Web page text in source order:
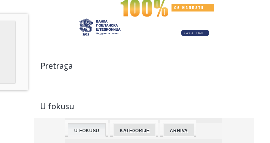
Drama u Parizu: Starija žena ušetala u crkvu sa bombama
15:58:Raspored sahrana za ponedeljak, 10. avgust
krenuo svim ...
15:54:
15:49:
Brnabić: "Palo priznanje blokadera – kad pobede dovode
Pretraga
U fokusu
U FOKUSU KATEGORIJE ARHIVA